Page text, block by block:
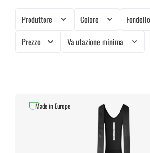
Produttore Colore Fondello
Prezzo
Valutazione minima
Made in Europe